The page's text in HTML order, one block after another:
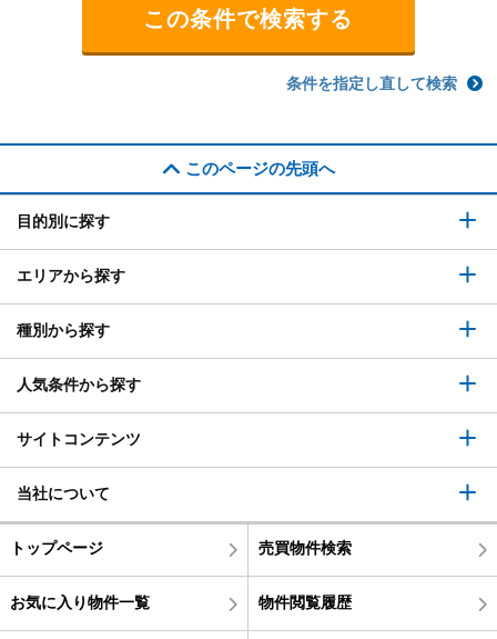
条件を指定し直して検索
このページの先頭へ
目的別に探す
エリアから探す
種別から探す
人気条件から探す
サイトコンテンツ
当社について
トップページ 売買物件検索
お気に入り物件一覧 物件閲覧履歴